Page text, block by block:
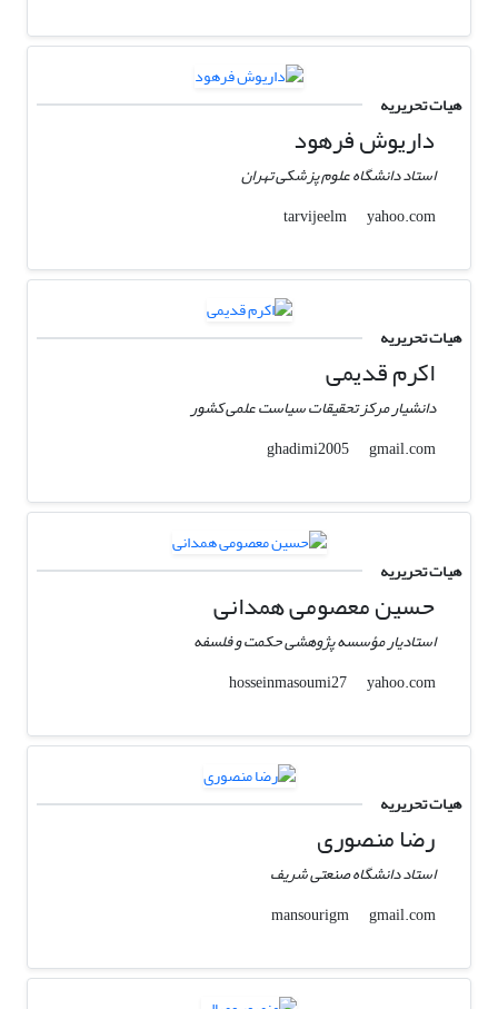
هیات تحریریه
داریوش فرهود
استاد دانشگاه علوم پزشکی تهران
tarvijeelm
yahoo.com
هیات تحریریه
اکرم قدیمی
دانشیار مرکز تحقیقات سیاست علمی کشور
ghadimi2005
gmail.com
هیات تحریریه
حسین معصومی همدانی
استادیار مؤسسه پژوهشی حکمت و فلسفه
hosseinmasoumi27
yahoo.com
هیات تحریریه
رضا منصوری
استاد دانشگاه صنعتی شریف
mansourigm
gmail.com